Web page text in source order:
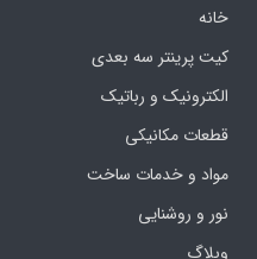
خانه
کیت پرینتر سه بعدی
الکترونیک و رباتیک
قطعات مکانیکی
مواد و خدمات ساخت
نور و روشنایی
وبلاگ